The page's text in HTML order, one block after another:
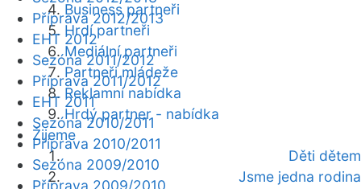
Business partneři
Hrdí partneři
Mediální partneři
Partneři mládeže
Reklamní nabídka
Hrdý partner - nabídka
Žijeme
Děti dětem
Jsme jedna rodina
Příprava 2012/2013
EHT 2012
Sezóna 2011/2012
Příprava 2011/2012
EHT 2011
Sezóna 2010/2011
Příprava 2010/2011
Sezóna 2009/2010
Příprava 2009/2010